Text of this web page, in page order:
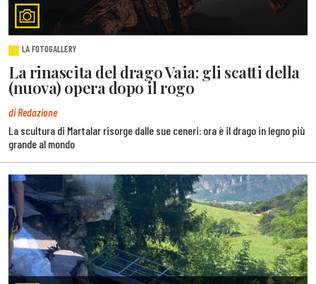
LA FOTOGALLERY
La rinascita del drago Vaia: gli scatti della
(nuova) opera dopo il rogo
di Redazione
La scultura di Martalar risorge dalle sue ceneri: ora è il drago in legno più
grande al mondo